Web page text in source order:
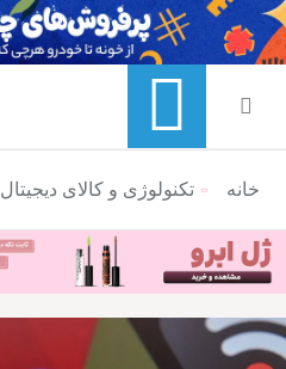
منوی ناوبری خرده نان
خانه تکنولوژی و کالای دیجیتال